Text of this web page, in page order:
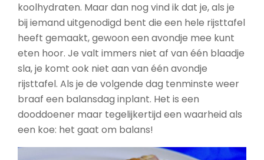
koolhydraten. Maar dan nog vind ik dat je, als je
bij iemand uitgenodigd bent die een hele rijsttafel
heeft gemaakt, gewoon een avondje mee kunt
eten hoor. Je valt immers niet af van één blaadje
sla, je komt ook niet aan van één avondje
rijsttafel. Als je de volgende dag tenminste weer
braaf een balansdag inplant. Het is een
dooddoener maar tegelijkertijd een waarheid als
een koe: het gaat om balans!